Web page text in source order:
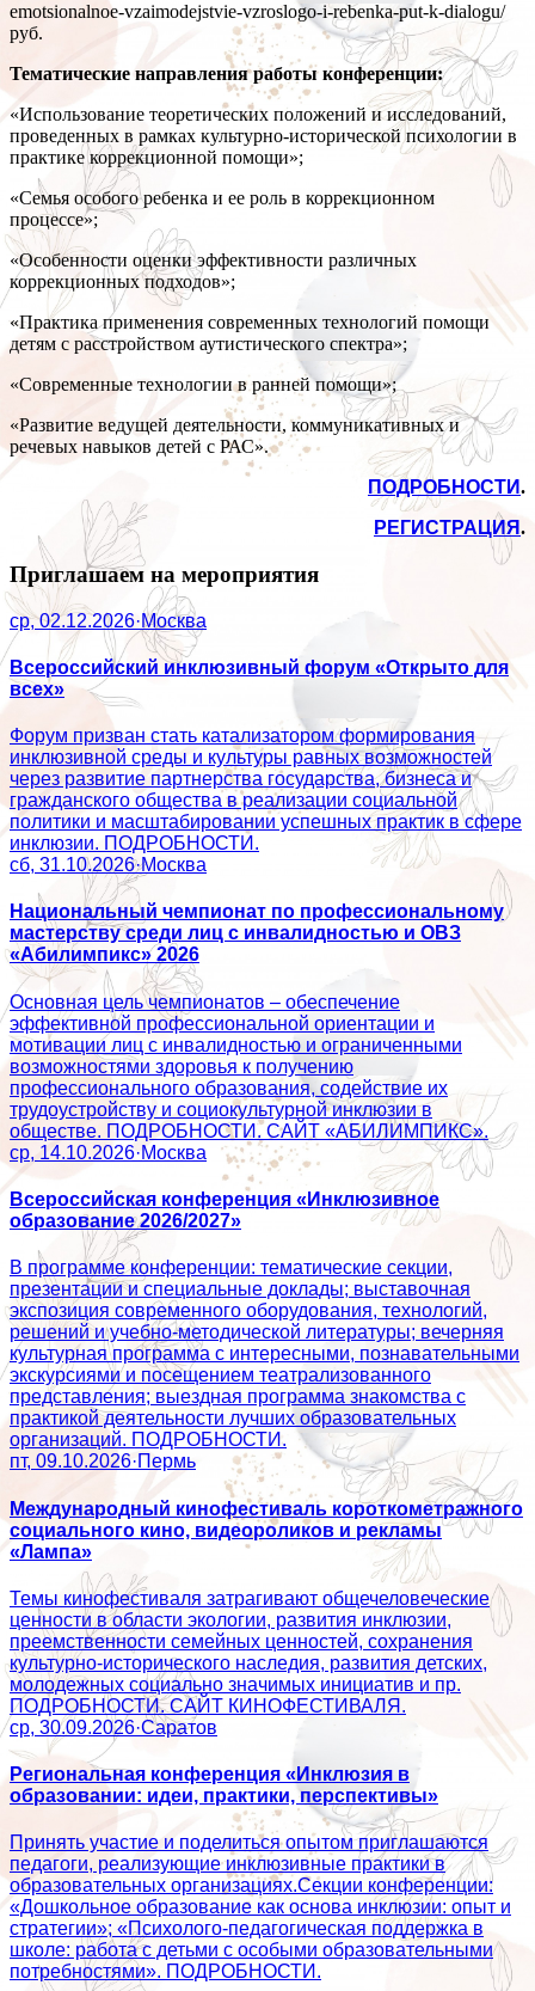
emotsionalnoe-vzaimodejstvie-vzroslogo-i-rebenka-put-k-dialogu/
руб.
Тематические направления работы конференции:
«Использование теоретических положений и исследований,
проведенных в рамках культурно-исторической психологии в
практике коррекционной помощи»;
«Семья особого ребенка и ее роль в коррекционном
процессе»;
«Особенности оценки эффективности различных
коррекционных подходов»;
«Практика применения современных технологий помощи
детям с расстройством аутистического спектра»;
«Современные технологии в ранней помощи»;
«Развитие ведущей деятельности, коммуникативных и
речевых навыков детей с РАС».
ПОДРОБНОСТИ.
РЕГИСТРАЦИЯ.
Приглашаем на мероприятия
ср, 02.12.2026·Москва
Всероссийский инклюзивный форум «Открыто для
всех»
Форум призван стать катализатором формирования
инклюзивной среды и культуры равных возможностей
через развитие партнерства государства, бизнеса и
гражданского общества в реализации социальной
политики и масштабировании успешных практик в сфере
инклюзии. ПОДРОБНОСТИ.
сб, 31.10.2026·Москва
Национальный чемпионат по профессиональному
мастерству среди лиц с инвалидностью и ОВЗ
«Абилимпикс» 2026
Основная цель чемпионатов – обеспечение
эффективной профессиональной ориентации и
мотивации лиц с инвалидностью и ограниченными
возможностями здоровья к получению
профессионального образования, содействие их
трудоустройству и социокультурной инклюзии в
обществе. ПОДРОБНОСТИ. САЙТ «АБИЛИМПИКС».
ср, 14.10.2026·Москва
Всероссийская конференция «Инклюзивное
образование 2026/2027»
В программе конференции: тематические секции,
презентации и специальные доклады; выставочная
экспозиция современного оборудования, технологий,
решений и учебно-методической литературы; вечерняя
культурная программа с интересными, познавательными
экскурсиями и посещением театрализованного
представления; выездная программа знакомства с
практикой деятельности лучших образовательных
организаций. ПОДРОБНОСТИ.
пт, 09.10.2026·Пермь
Международный кинофестиваль короткометражного
социального кино, видеороликов и рекламы
«Лампа»
Темы кинофестиваля затрагивают общечеловеческие
ценности в области экологии, развития инклюзии,
преемственности семейных ценностей, сохранения
культурно-исторического наследия, развития детских,
молодежных социально значимых инициатив и пр.
ПОДРОБНОСТИ. САЙТ КИНОФЕСТИВАЛЯ.
ср, 30.09.2026·Саратов
Региональная конференция «Инклюзия в
образовании: идеи, практики, перспективы»
Принять участие и поделиться опытом приглашаются
педагоги, реализующие инклюзивные практики в
образовательных организациях.Секции конференции:
«Дошкольное образование как основа инклюзии: опыт и
стратегии»; «Психолого‑педагогическая поддержка в
школе: работа с детьми с особыми образовательными
потребностями». ПОДРОБНОСТИ.